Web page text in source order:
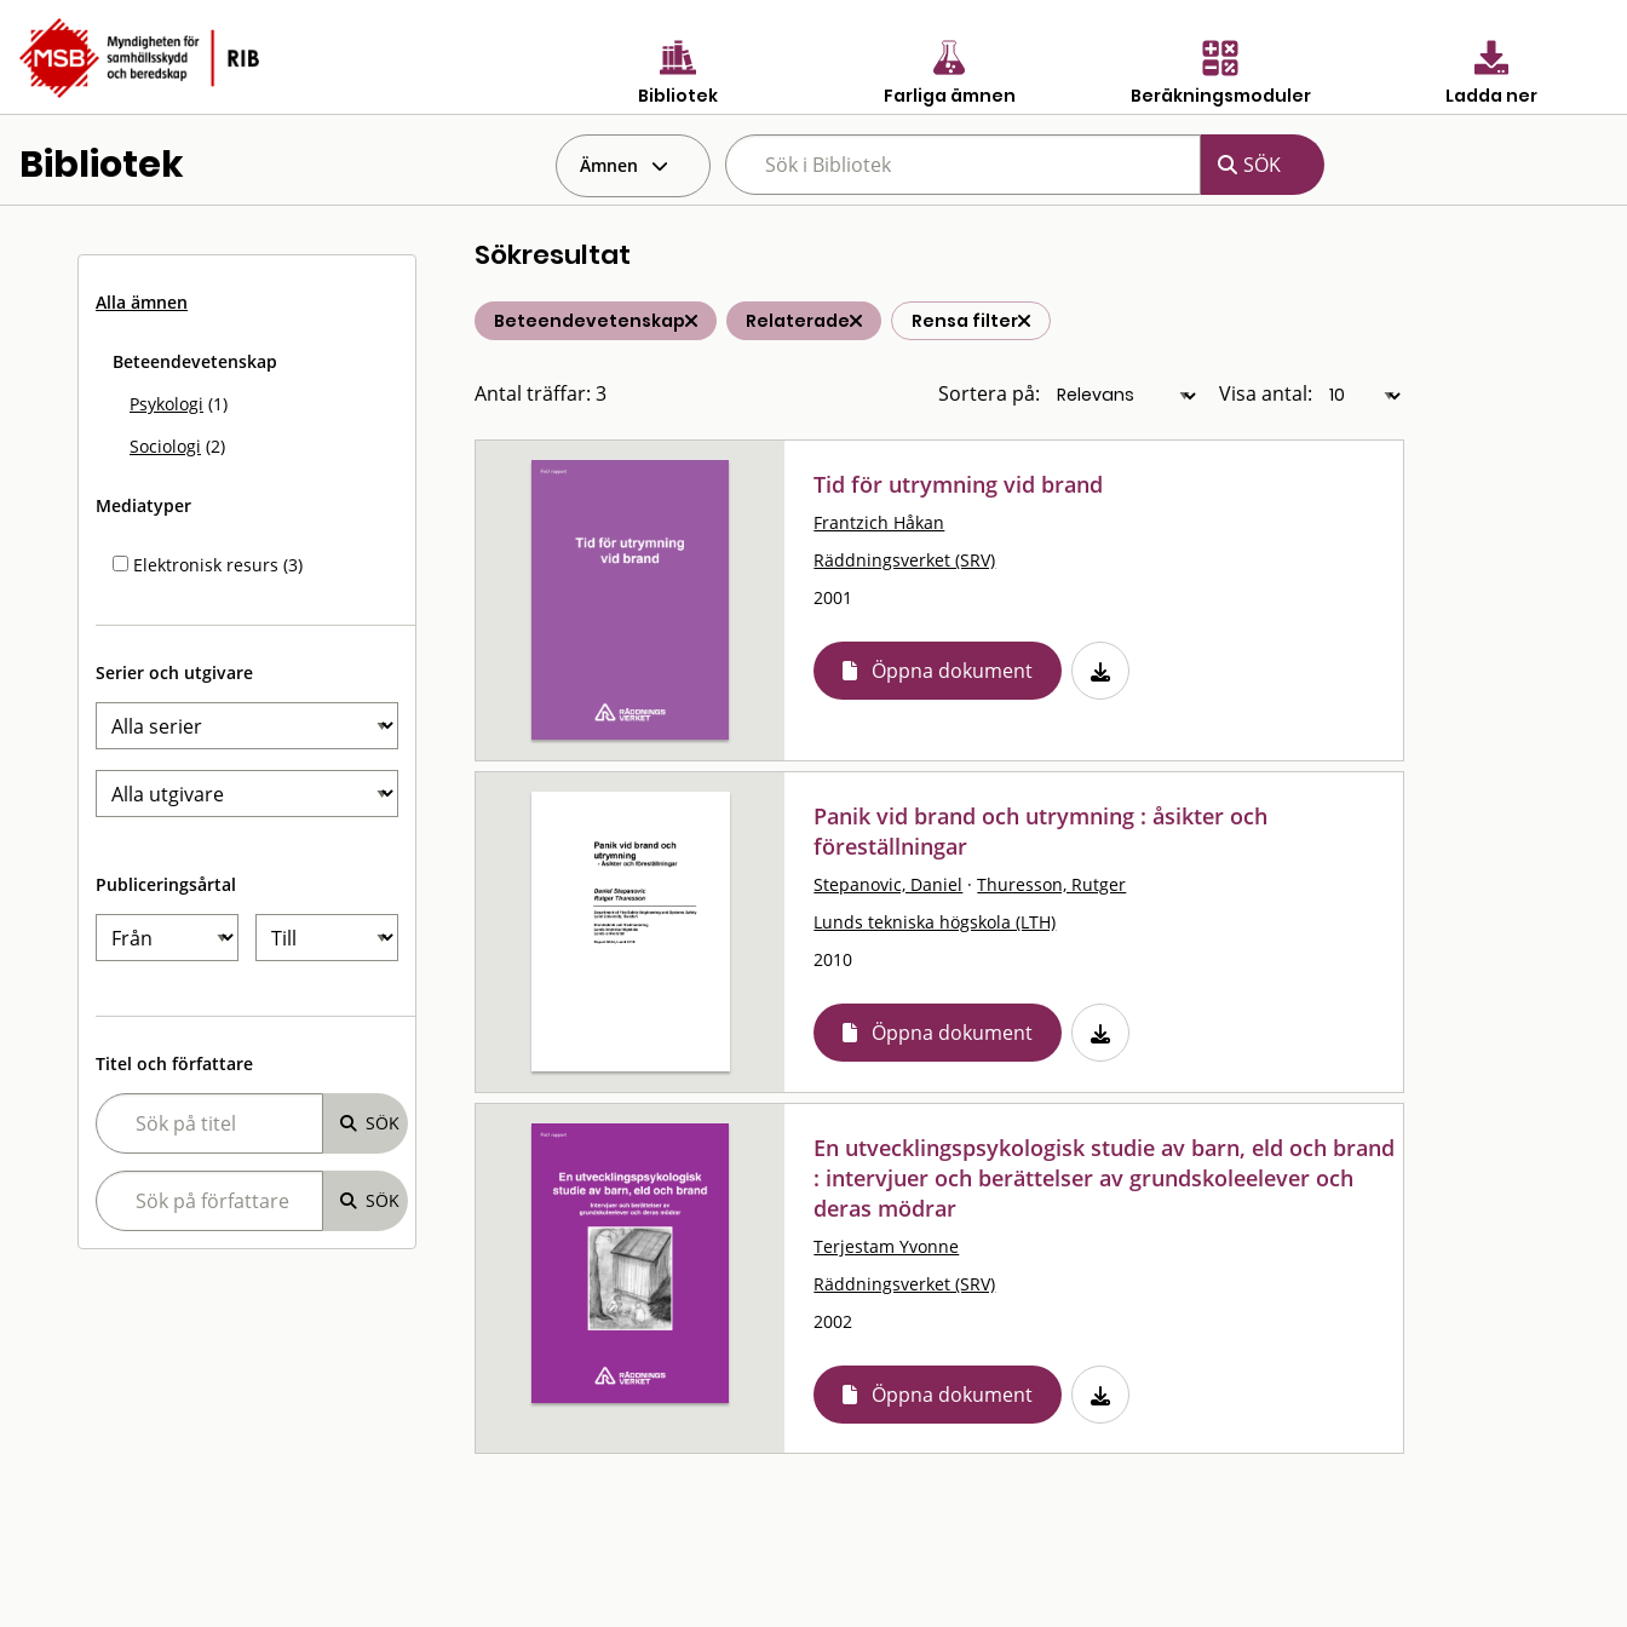
Bibliotek Farliga ämnen Beräkningsmoduler Ladda ner
Bibliotek Ämnen
Alla ämnen
Beteendevetenskap
Psykologi (1)
Sociologi (2)
Mediatyper
Elektronisk resurs (3)
Serier och utgivare
Publiceringsårtal
Titel och författare
Sökresultat
Beteendevetenskap Relaterade Rensa filter
Antal träffar: 3 Sortera på: Visa antal:
Tid för utrymning vid brand
Frantzich Håkan
Räddningsverket (SRV)
2001
Öppna dokument
Panik vid brand och utrymning : åsikter och
föreställningar
Stepanovic, Daniel · Thuresson, Rutger
Lunds tekniska högskola (LTH)
2010
Öppna dokument
En utvecklingspsykologisk studie av barn, eld och brand
: intervjuer och berättelser av grundskoleelever och
deras mödrar
Terjestam Yvonne
Räddningsverket (SRV)
2002
Öppna dokument